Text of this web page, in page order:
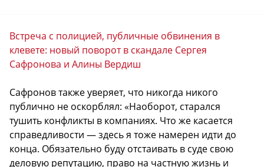
Встреча с полицией, публичные обвинения в
клевете: новый поворот в скандале Сергея
Сафронова и Алины Вердиш
Сафронов также уверяет, что никогда никого
публично не оскорблял: «Наоборот, старался
тушить конфликты в компаниях. Что же касается
справедливости — здесь я тоже намерен идти до
конца. Обязательно буду отстаивать в суде свою
деловую репутацию, право на частную жизнь и